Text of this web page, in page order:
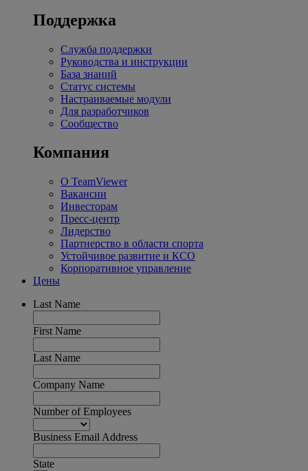
Поддержка
Служба поддержки
Руководства и инструкции
База знаний
Статус системы
Настраиваемые модули
Для разработчиков
Сообщество
Компания
О TeamViewer
Вакансии
Инвесторам
Пресс-центр
Лидерство
Партнерство в области спорта
Устойчивое развитие и КСО
Корпоративное управление
Цены
Last Name
First Name
Last Name
Company Name
Number of Employees
Business Email Address
State